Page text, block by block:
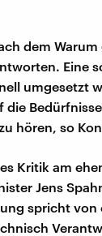
dem
Eine
umgesetzt
die
hören, so
Kritik am
Jens
spricht von